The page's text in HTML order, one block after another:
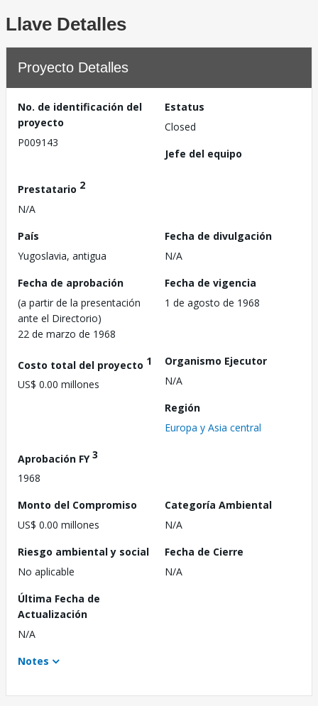
Llave Detalles
Proyecto Detalles
No. de identificación del
proyecto
P009143
Estatus
Closed
Jefe del equipo
Prestatario 2
N/A
País
Yugoslavia, antigua
Fecha de divulgación
N/A
Fecha de aprobación
(a partir de la presentación
ante el Directorio)
22 de marzo de 1968
Fecha de vigencia
1 de agosto de 1968
Costo total del proyecto 1
US$ 0.00 millones
Organismo Ejecutor
N/A
Región
Europa y Asia central
Aprobación FY3
1968
Monto del Compromiso
US$ 0.00 millones
Categoría Ambiental
N/A
Riesgo ambiental y social
No aplicable
Fecha de Cierre
N/A
Última Fecha de
Actualización
N/A
Notes